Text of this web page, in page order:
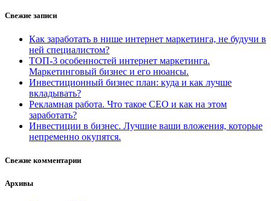
Свежие записи
Как заработать в нише интернет маркетинга, не будучи в
ней специалистом?
ТОП-3 особенностей интернет маркетинга.
Маркетинговый бизнес и его нюансы.
Инвестиционный бизнес план: куда и как лучше
вкладывать?
Рекламная работа. Что такое СЕО и как на этом
заработать?
Инвестиции в бизнес. Лучшие ваши вложения, которые
непременно окупятся.
Свежие комментарии
Архивы